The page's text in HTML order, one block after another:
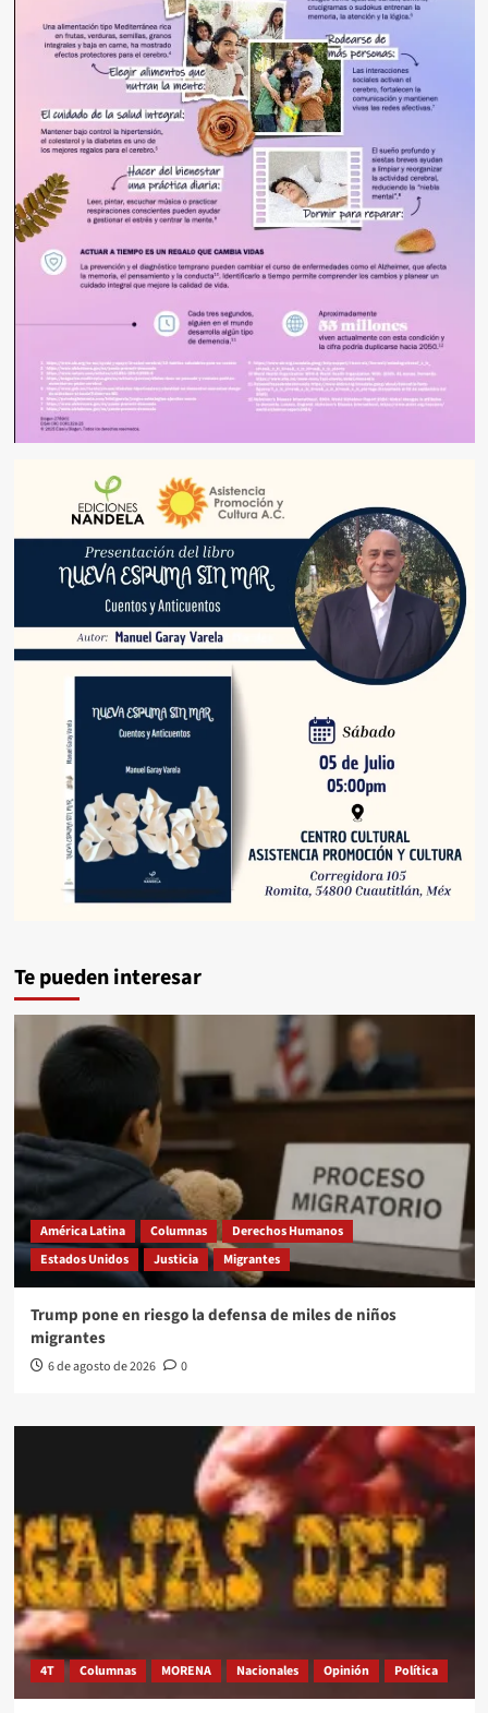
Te pueden interesar
América Latina Columnas
Derechos Humanos
Estados Unidos
Justicia Migrantes
Trump pone en riesgo la defensa de miles de niños
migrantes
6 de agosto de 2026 0
4T Columnas MORENA Nacionales Opinión Política